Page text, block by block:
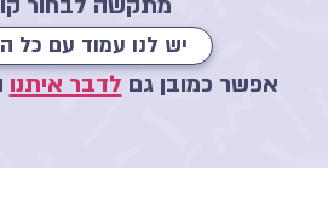
יש לנו עמוד עם כל
אפשר כמובן גם לדבר איתנו